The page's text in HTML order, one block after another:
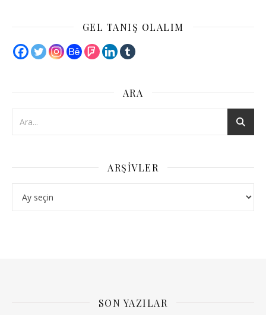
GEL TANIŞ OLALIM
ARA
ARŞIVLER
SON YAZILAR